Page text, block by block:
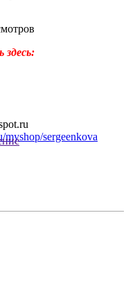
sergeenkova